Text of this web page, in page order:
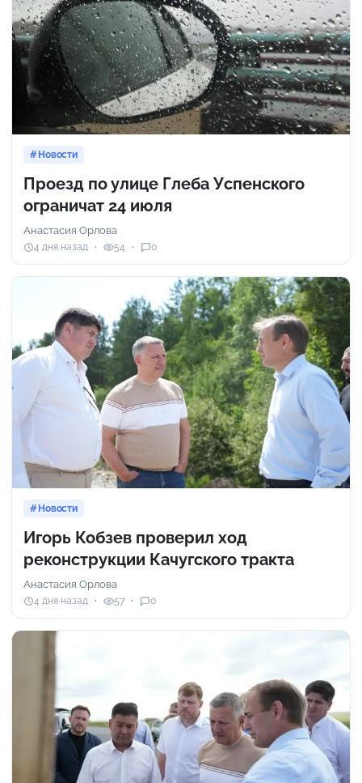
Новости
Проезд по улице Глеба Успенского
ограничат 24 июля
Анастасия Орлова
4 дня назад 54 0
Новости
Игорь Кобзев проверил ход
реконструкции Качугского тракта
Анастасия Орлова
4 дня назад 57 0